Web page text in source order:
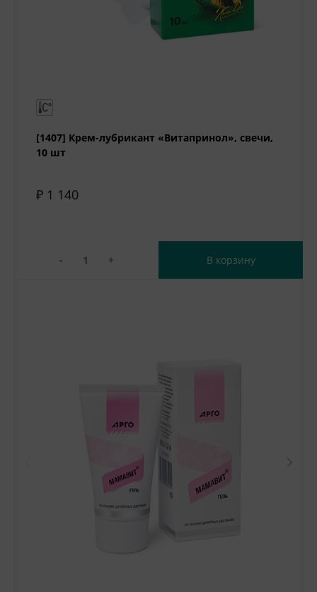
[1407] Крем-лубрикант «Витапринол», свечи,
10 шт
₽ 1 140
- + В корзину